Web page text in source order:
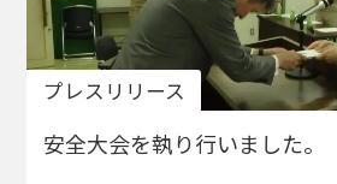
プレスリリース
安全大会を執り行いました。